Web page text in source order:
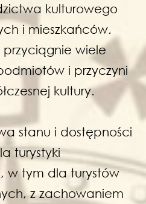
kulturowego
i mieszkańców.
przyciągnie wiele
i przyczyni
kultury.
stanu i dostępności
turystyki
w tym dla turystów
z zachowaniem